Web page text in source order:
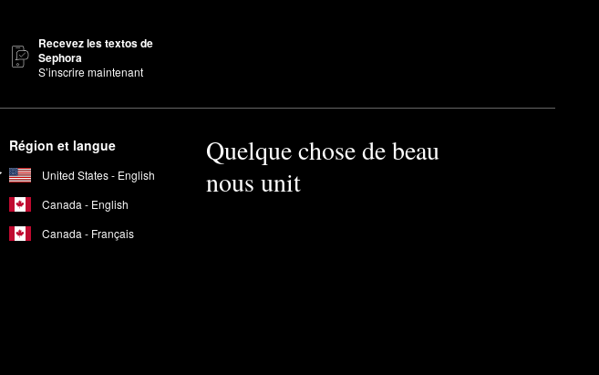
Recevez les textos de
Sephora
S’inscrire maintenant
Région et langue
United States - English
Canada - English
Canada - Français
Quelque chose de beau
nous unit